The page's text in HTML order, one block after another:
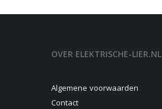
OVER ELEKTRISCHE-LIER.NL
Algemene voorwaarden
Contact